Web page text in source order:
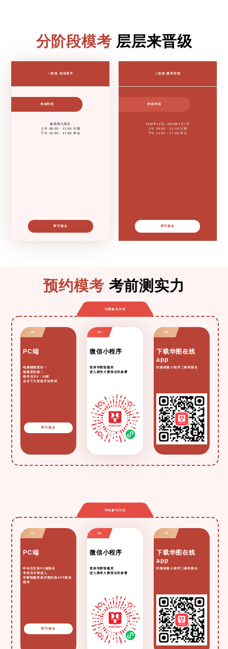
每周六等你来战！
分阶段模考 层
一阶段 初试身手
考试时间
每周周六周日
上午 09:00 - 11:00 行测
下午 14:00 - 17:00 申论
二阶段 模考夺冠
考试时间
2022年12月—2023年1月7日
上午 09:00 - 11:00 行测
下午 14:00 - 17:00 申论
预约模考 考
行测参与方式
PC端
电脑端视觉好！
做题更快捷！
模考当天9：00前
点击下方按钮开始考试
微信小程序
登录华图智题库
进入模考大赛报名和参赛
下载华图在线
app
扫描标签小程序二维码报名
申论参与方式
PC端
申论仅支持PC端报名
考试当天请进入
华图智题库或华图在线APP参加
模考
微信小程序
登录华图智题库
进入模考大赛报名和参赛
下载华图在线
app
扫描标签小程序二维码报名